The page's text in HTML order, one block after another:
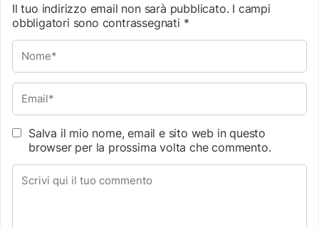
Il tuo indirizzo email non sarà pubblicato. I campi
obbligatori sono contrassegnati *
Salva il mio nome, email e sito web in questo
browser per la prossima volta che commento.